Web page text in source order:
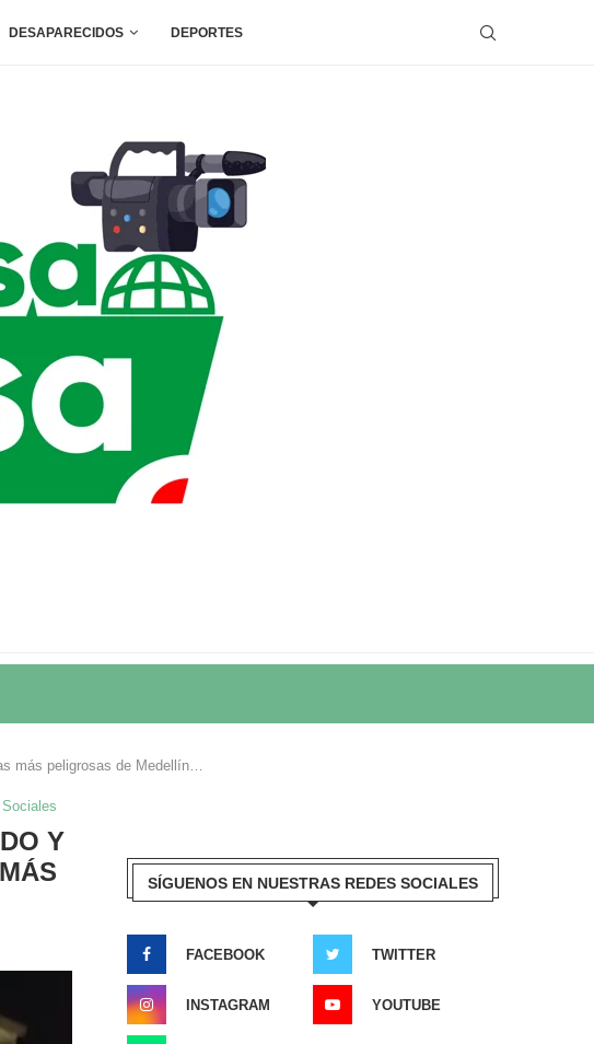
DESAPARECIDOS DEPORTES
más peligrosas de Medellín…
Sociales
Y
SÍGUENOS EN NUESTRAS REDES SOCIALES
FACEBOOK TWITTER
INSTAGRAM YOUTUBE